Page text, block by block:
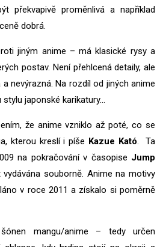
překvapivě proměnlivá a například
dobrá.
jiným anime – má klasické rysy a
postav. Není přehlcená detaily, ale
nevýrazná. Na rozdíl od jiných anime
japonské karikatury…
že anime vzniklo až poté, co se
kterou kreslí i píše Kazue Kató. Ta
na pokračování v časopise Jump
souborně. Anime na motivy
v roce 2011 a získalo si poměrně
mangu/anime – tedy určen